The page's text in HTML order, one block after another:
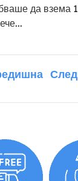
да взема